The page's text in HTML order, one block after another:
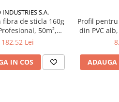
INDUSTRIES S.A.
fibra de sticla 160g
50m²,
- Bico
182,52 Lei
IN COS
Profil
din PVC
ADAUGA